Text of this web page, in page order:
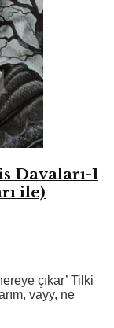
Davaları-1
ile)
çıkar’ Tilki
vayy, ne